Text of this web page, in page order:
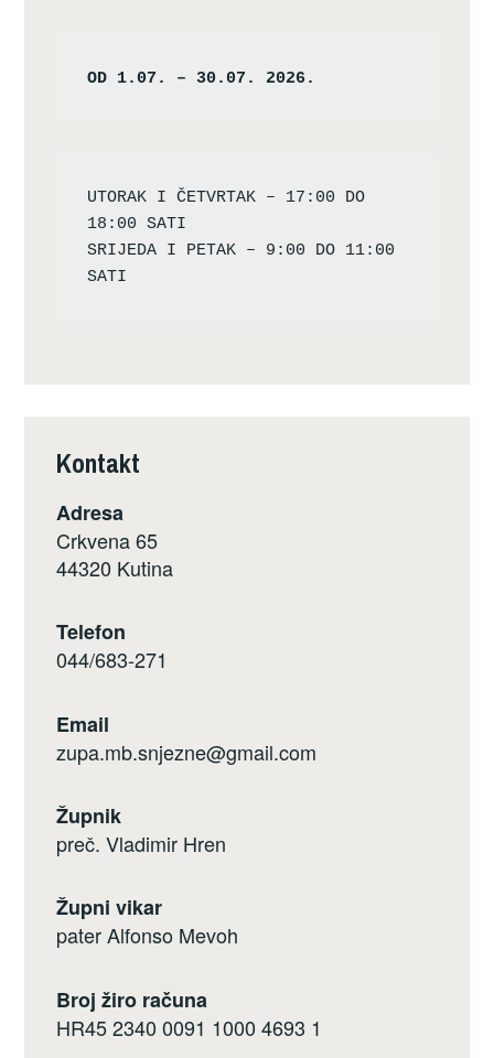
OD 1.07. – 30.07. 2026.
UTORAK I ČETVRTAK – 17:00 DO
18:00 SATI
SRIJEDA I PETAK – 9:00 DO 11:00
Kontakt
Adresa
Crkvena 65
44320 Kutina
Telefon
044/683-271
Email
zupa.mb.snjezne@gmail.com
Župnik
preč. Vladimir Hren
Župni vikar
pater Alfonso Mevoh
Broj žiro računa
HR45 2340 0091 1000 4693 1